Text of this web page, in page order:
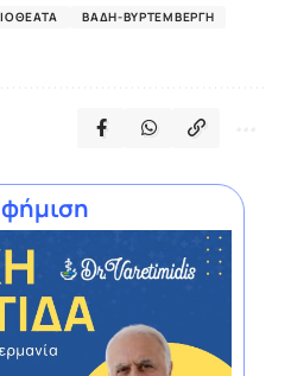
ΒΆΔΗ-ΒΥΡΤΕΜΒΈΡΓΗ